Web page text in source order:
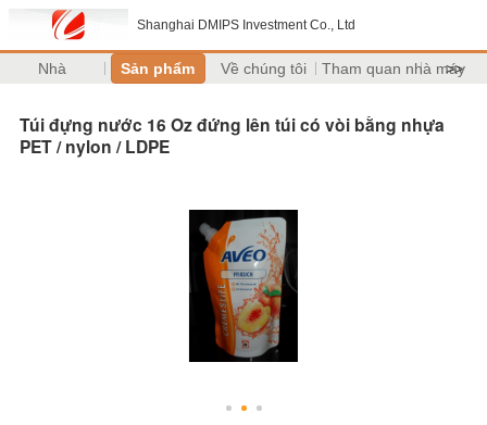
Shanghai DMIPS Investment Co., Ltd
Nhà Sản phẩm Về chúng tôi Tham quan nhà máy
>>
Túi đựng nước 16 Oz đứng lên túi có vòi bằng nhựa
PET / nylon / LDPE